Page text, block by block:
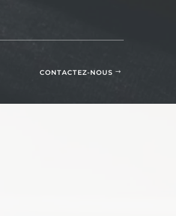
CONTACTEZ-NOUS